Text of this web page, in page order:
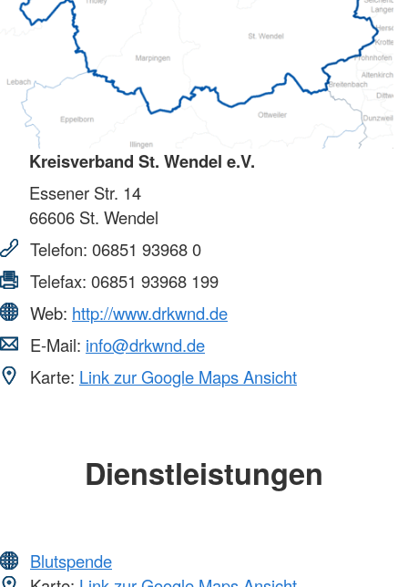
Kreisverband St. Wendel e.V.
Essener Str. 14
66606 St. Wendel
Telefon: 06851 93968 0
Telefax: 06851 93968 199
Web: http://www.drkwnd.de
E-Mail: info@drkwnd.de
Karte: Link zur Google Maps Ansicht
Dienstleistungen
Blutspende